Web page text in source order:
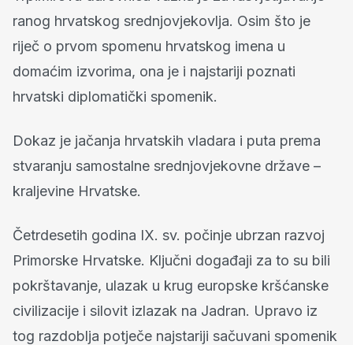
ranog hrvatskog srednjovjekovlja. Osim što je
riječ o prvom spomenu hrvatskog imena u
domaćim izvorima, ona je i najstariji poznati
hrvatski diplomatički spomenik.
Dokaz je jačanja hrvatskih vladara i puta prema
stvaranju samostalne srednjovjekovne države –
kraljevine Hrvatske.
Četrdesetih godina IX. sv. počinje ubrzan razvoj
Primorske Hrvatske. Ključni događaji za to su bili
pokrštavanje, ulazak u krug europske kršćanske
civilizacije i silovit izlazak na Jadran. Upravo iz
tog razdoblja potječe najstariji sačuvani spomenik